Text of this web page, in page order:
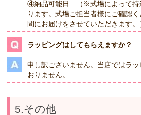
④納品可能日 （※式場によって持
ります。式場ご担当者様にご確認
間にお届けをさせていただきます。
ラッピングはしてもらえますか？
申し訳ございません。当店ではラ
おりません。
5.その他